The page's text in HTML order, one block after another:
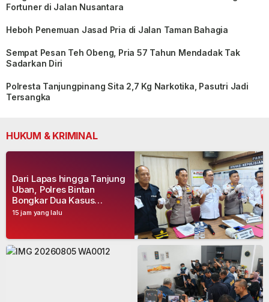
Fortuner di Jalan Nusantara
Heboh Penemuan Jasad Pria di Jalan Taman Bahagia
Sempat Pesan Teh Obeng, Pria 57 Tahun Mendadak Tak
Sadarkan Diri
Polresta Tanjungpinang Sita 2,7 Kg Narkotika, Pasutri Jadi
Tersangka
HUKUM & KRIMINAL
15 jam yang lalu
Dari Lapas hingga Tanjung
Uban, Polres Bintan
Bongkar Dua Kasus
Narkoba, Empat Tersangka